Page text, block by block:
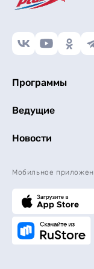
Программы
Ведущие
Новости
Мобильное